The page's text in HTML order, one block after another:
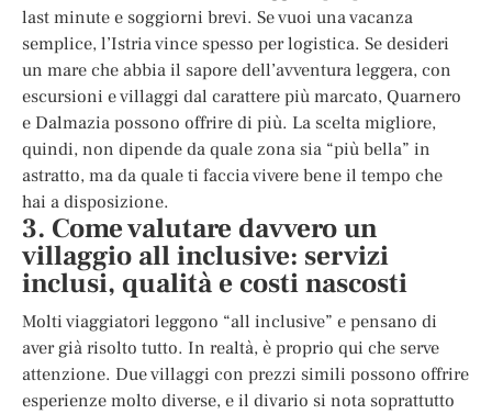
last minute e soggiorni brevi. Se vuoi una vacanza
semplice, l’Istria vince spesso per logistica. Se desideri
un mare che abbia il sapore dell’avventura leggera, con
escursioni e villaggi dal carattere più marcato, Quarnero
e Dalmazia possono offrire di più. La scelta migliore,
quindi, non dipende da quale zona sia “più bella” in
astratto, ma da quale ti faccia vivere bene il tempo che
hai a disposizione.
3. Come valutare davvero un
villaggio all inclusive: servizi
inclusi, qualità e costi nascosti
Molti viaggiatori leggono “all inclusive” e pensano di
aver già risolto tutto. In realtà, è proprio qui che serve
attenzione. Due villaggi con prezzi simili possono offrire
esperienze molto diverse, e il divario si nota soprattutto